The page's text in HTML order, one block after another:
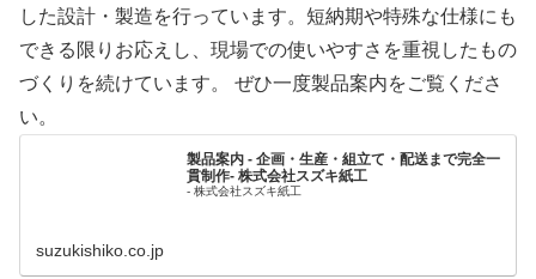
した設計・製造を行っています。短納期や特殊な仕様にも
できる限りお応えし、現場での使いやすさを重視したもの
づくりを続けています。 ぜひ一度製品案内をご覧くださ
い。
製品案内 - 企画・生産・組立て・配送まで完全一
貫制作- 株式会社スズキ紙工
- 株式会社スズキ紙工
suzukishiko.co.jp